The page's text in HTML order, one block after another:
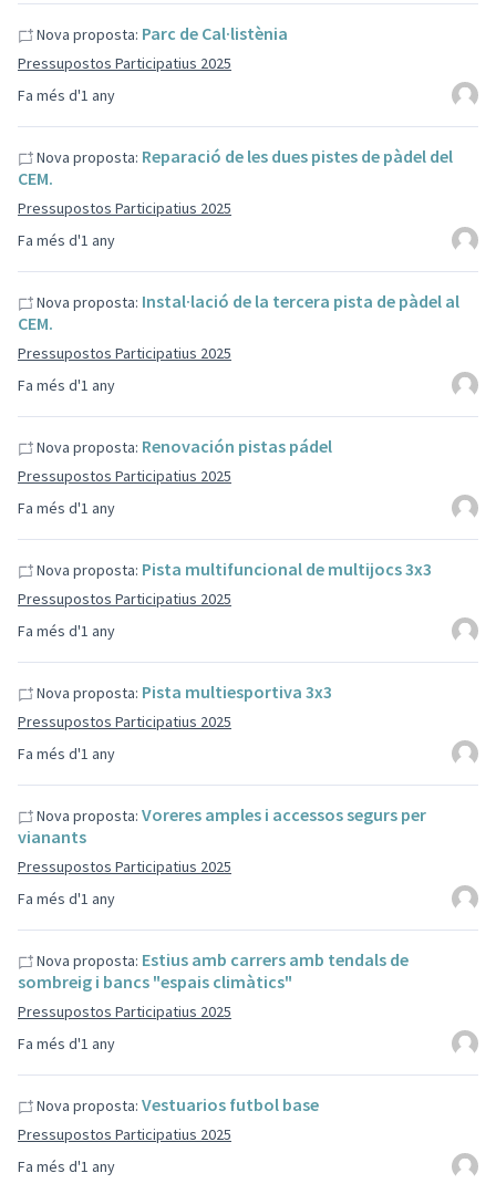
Fa més d'1 any
Nova proposta: Parc de Cal·listènia
Pressupostos Participatius 2025
Fa més d'1 any
Nova proposta: Reparació de les dues pistes de pàdel del
CEM.
Pressupostos Participatius 2025
Fa més d'1 any
Nova proposta: Instal·lació de la tercera pista de pàdel al
CEM.
Pressupostos Participatius 2025
Fa més d'1 any
Nova proposta: Renovación pistas pádel
Pressupostos Participatius 2025
Fa més d'1 any
Nova proposta: Pista multifuncional de multijocs 3x3
Pressupostos Participatius 2025
Fa més d'1 any
Nova proposta: Pista multiesportiva 3x3
Pressupostos Participatius 2025
Fa més d'1 any
Nova proposta: Voreres amples i accessos segurs per
vianants
Pressupostos Participatius 2025
Fa més d'1 any
Nova proposta: Estius amb carrers amb tendals de
sombreig i bancs "espais climàtics"
Pressupostos Participatius 2025
Fa més d'1 any
Nova proposta: Vestuarios futbol base
Pressupostos Participatius 2025